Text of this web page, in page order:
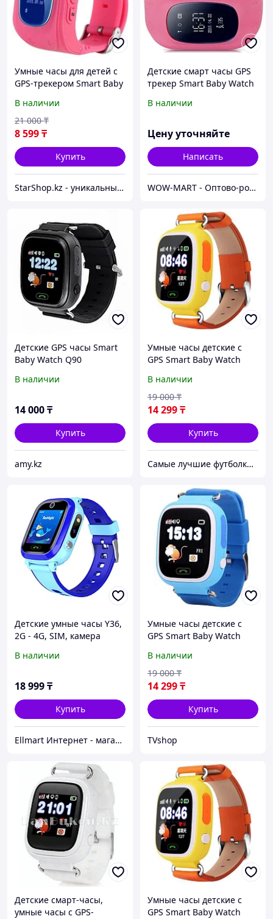
Умные часы для детей с
GPS-трекером Smart Baby
В наличии
8 599₸
21 000 ₸
Купить
StarShop.kz - уникальные вещи с доставкой на дом
Детские смарт часы GPS
трекер Smart Baby Watch
В наличии
Цену уточняйте
Написать
WOW-MART - Оптово-розничный Склад - товары на заказ до двери
Детские GPS часы Smart
Baby Watch Q90
В наличии
14 000₸
Купить
amy.kz
Умные часы детские с
GPS Smart Baby Watch
В наличии
14 299₸
19 000 ₸
Купить
Самые лучшие футболки на планете продаются тут.
Детские умные часы Y36,
2G - 4G, SIM, камера
В наличии
18 999₸
Купить
Ellmart Интернет - магазин
Умные часы детские с
GPS Smart Baby Watch
В наличии
14 299₸
19 000 ₸
Купить
TVshop
Детские смарт-часы,
умные часы с GPS-
Умные часы детские с
GPS Smart Baby Watch